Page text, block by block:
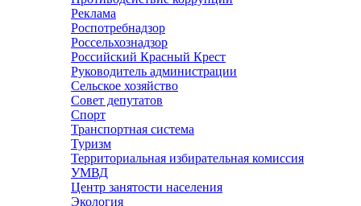
Реклама
Роспотребнадзор
Россельхознадзор
Российский Красный Крест
Руководитель администрации
Сельское хозяйство
Совет депутатов
Спорт
Транспортная система
Туризм
Территориальная избирательная комиссия
УМВД
Центр занятости населения
Экология